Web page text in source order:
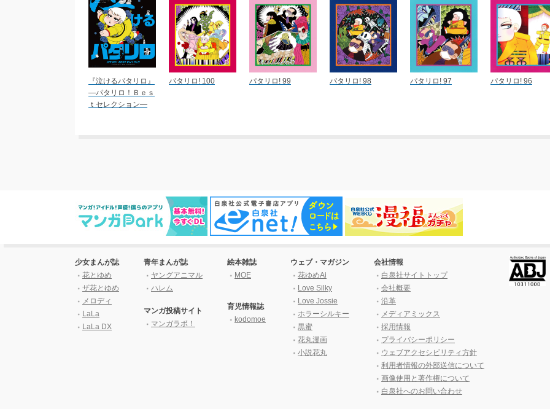
『泣けるパタリロ』
―パタリロ！Ｂｅｓ
ｔセレクション―
パタリロ! 100 パタリロ! 99 パタリロ! 98 パタリロ! 97 パタリロ! 96
少女まんが誌
花とゆめ
ザ花とゆめ
メロディ
LaLa
LaLa DX
青年まんが誌
ヤングアニマル
ハレム
マンガ投稿サイト
マンガラボ！
絵本雑誌
MOE
育児情報誌
kodomoe
ウェブ・マガジン
花ゆめAi
Love Silky
Love Jossie
ホラーシルキー
黒蜜
花丸漫画
小説花丸
会社情報
白泉社サイトトップ
会社概要
沿革
メディアミックス
採用情報
プライバシーポリシー
ウェブアクセシビリティ方針
利用者情報の外部送信について
画像使用と著作権について
白泉社へのお問い合わせ